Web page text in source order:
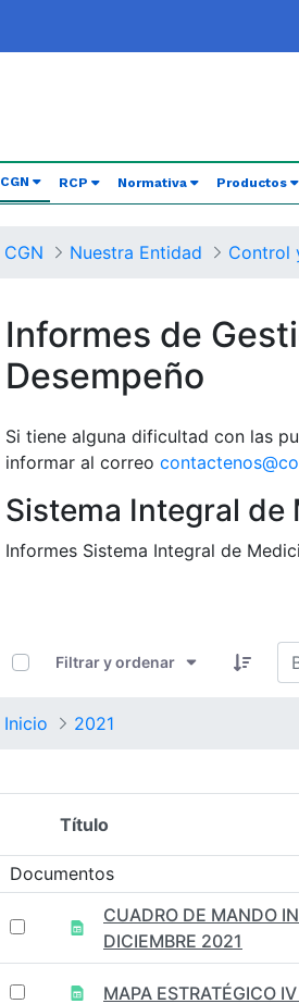
CGN (current)
RCP Normativa Productos
CGN Nuestra Entidad Control
Informes de
Desempeño
Si tiene alguna dificultad con las
informar al correo
Sistema Integral de
Informes Sistema Integral de
Filtrar y ordenar
Inicio 2021
Selección del elemento
Título
Documentos
CUADRO DE MANDO
DICIEMBRE 2021
MAPA ESTRATÉGICO